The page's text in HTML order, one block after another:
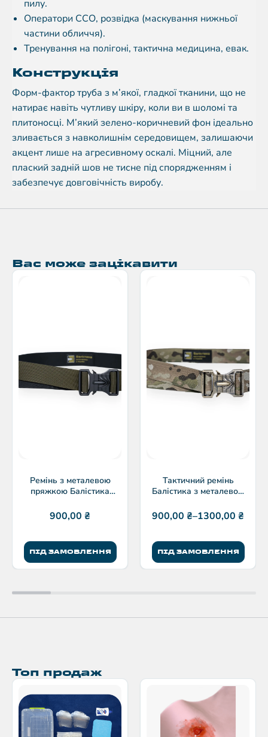
пилу.
Оператори ССО, розвідка (маскування нижньої
частини обличчя).
Тренування на полігоні, тактична медицина, евак.
Конструкція
Форм-фактор труба з м’якої, гладкої тканини, що не
натирає навіть чутливу шкіру, коли ви в шоломі та
плитоносці. М’який зелено-коричневий фон ідеально
зливається з навколишнім середовищем, залишаючи
акцент лише на агресивному оскалі. Міцний, але
плаский задній шов не тисне під спорядженням і
забезпечує довговічність виробу.
Вас може зацікавити
Ремінь з металевою
пряжкою Балістика
900,00 ₴
ПІД ЗАМОВЛЕННЯ
Тактичний ремінь
Балістика з металевою
900,00 ₴–1300,00 ₴
ПІД ЗАМОВЛЕННЯ
Топ продаж